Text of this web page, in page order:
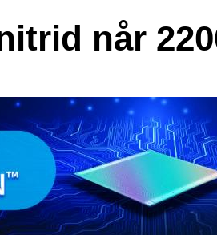
når